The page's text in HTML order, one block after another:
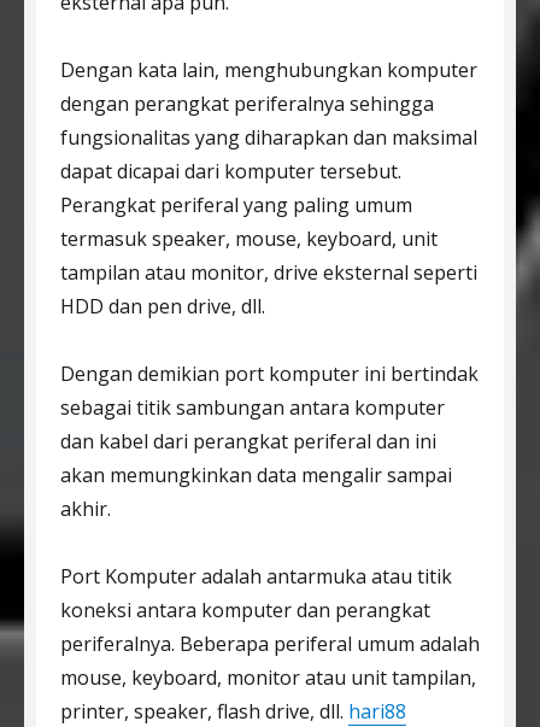
Dengan kata lain, menghubungkan komputer
dengan perangkat periferalnya sehingga
fungsionalitas yang diharapkan dan maksimal
dapat dicapai dari komputer tersebut.
Perangkat periferal yang paling umum
termasuk speaker, mouse, keyboard, unit
tampilan atau monitor, drive eksternal seperti
HDD dan pen drive, dll.
Dengan demikian port komputer ini bertindak
sebagai titik sambungan antara komputer
dan kabel dari perangkat periferal dan ini
akan memungkinkan data mengalir sampai
akhir.
Port Komputer adalah antarmuka atau titik
koneksi antara komputer dan perangkat
periferalnya. Beberapa periferal umum adalah
mouse, keyboard, monitor atau unit tampilan,
printer, speaker, flash drive, dll. hari88